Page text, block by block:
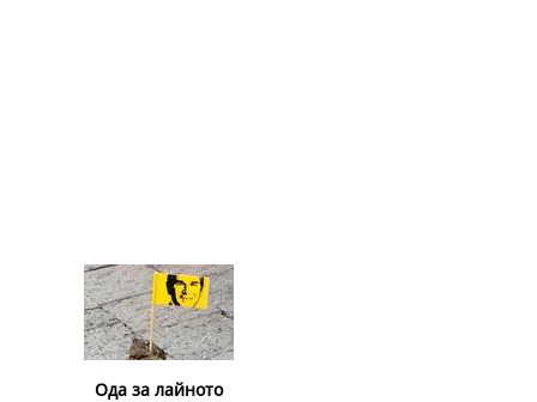
Ода за лайното